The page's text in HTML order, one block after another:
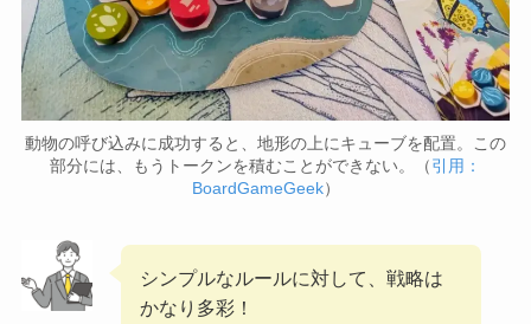
動物の呼び込みに成功すると、地形の上にキューブを配置。この
部分には、もうトークンを積むことができない。（ 引用：
BoardGameGeek）
シンプルなルールに対して、戦略は
かなり多彩！